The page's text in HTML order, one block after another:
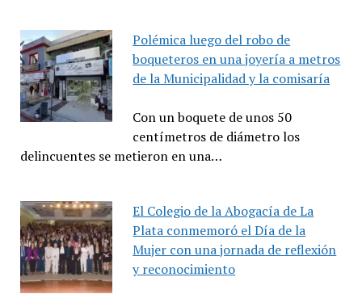
Polémica luego del robo de
boqueteros en una joyería a metros
de la Municipalidad y la comisaría
Con un boquete de unos 50
centímetros de diámetro los
delincuentes se metieron en una…
El Colegio de la Abogacía de La
Plata conmemoró el Día de la
Mujer con una jornada de reflexión
y reconocimiento